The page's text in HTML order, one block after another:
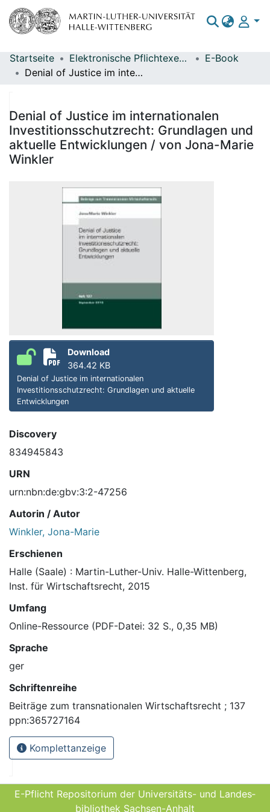
Bereiche & Sammlungen
Statistiken
Startseite Elektronische Pflichtexemplare
E-Book
Denial of Justice im internationalen Investitionsschutzrecht: Grundlagen und aktuelle Entwicklungen / von Jona-Marie Winkler
Denial of Justice im internationalen
Investitionsschutzrecht: Grundlagen und
aktuelle Entwicklungen / von Jona-Marie
Winkler
Download
364.42 KB
Denial of Justice im internationalen
Investitionsschutzrecht: Grundlagen und aktuelle
Entwicklungen
Discovery
834945843
URN
urn:nbn:de:gbv:3:2-47256
Autorin / Autor
Winkler, Jona-Marie
Erschienen
Halle (Saale) : Martin-Luther-Univ. Halle-Wittenberg,
Inst. für Wirtschaftsrecht, 2015
Umfang
Online-Ressource (PDF-Datei: 32 S., 0,35 MB)
Sprache
ger
Schriftenreihe
Beiträge zum transnationalen Wirtschaftsrecht ; 137
ppn:365727164
Komplettanzeige
E-Pflicht Repositorium der Universitäts- und Landes­
bibliothek Sachsen-Anhalt